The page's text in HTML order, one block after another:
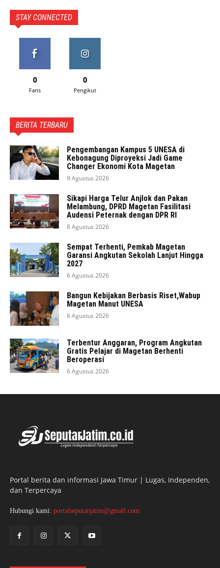
STAY CONNECTED
0
Fans
0
Pengikut
BERITA TERBARU
Pengembangan Kampus 5 UNESA di
Kebonagung Diproyeksi Jadi Game
Changer Ekonomi Kota Magetan
9 Agustus 2026
Sikapi Harga Telur Anjlok dan Pakan
Melambung, DPRD Magetan Fasilitasi
Audensi Peternak dengan DPR RI
8 Agustus 2026
Sempat Terhenti, Pemkab Magetan
Garansi Angkutan Sekolah Lanjut Hingga
2027
6 Agustus 2026
Bangun Kebijakan Berbasis Riset,Wabup
Magetan Manut UNESA
6 Agustus 2026
Terbentur Anggaran, Program Angkutan
Gratis Pelajar di Magetan Berhenti
Beroperasi
6 Agustus 2026
Portal berita dan informasi Jawa Timur | Lugas, Independen,
dan Terpercaya
Hubungi kami: portalseputarjatim@gmail.com